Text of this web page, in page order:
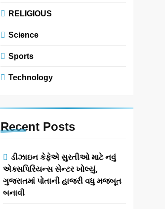
RELIGIOUS
Science
Sports
Technology
Recent Posts
ડીઝાઇન કેફેએ સુરતીઓ માટે નવું
એક્સપિરિયન્સ સેન્ટર ખોલ્યું,
ગુજરાતમાં પોતાની હાજરી વધુ મજબૂત
બનાવી